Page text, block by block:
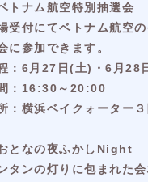
トナム航空特別抽選会
受付にてベトナム航空
に参加できます。
：6月27日(土)・6月28
：16:30～20:00
：横浜ベイクォーター
となの夜ふかしNight
タンの灯りに包まれた